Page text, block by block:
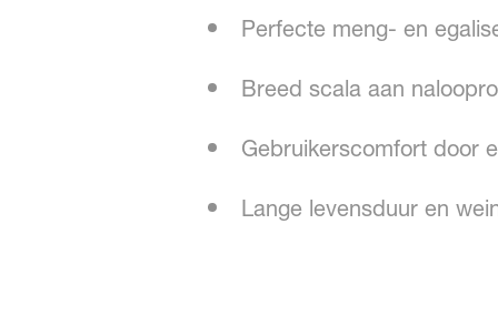
Perfecte meng- en
Breed scala aan
Gebruikerscomfort door
Lange levensduur en